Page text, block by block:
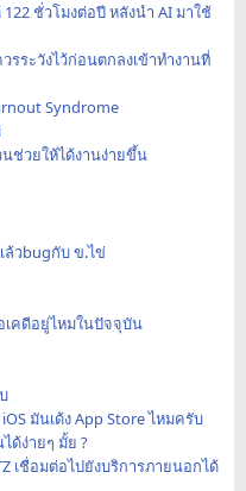
ชั่วโมงต่อปี หลังนำ AI มาใช้
ระวังไว้ก่อนตกลงเข้าทำงานที่
Syndrome
ช่วยให้ได้งานง่ายขึ้น
วbugกับ ข.ไข่
เคดีอยู่ไหมในปัจจุบัน
มันเด้ง App Store ไหมครับ
ด้ง่ายๆ มั้ย ?
เชื่อมต่อไปยังบริการภายนอกได้